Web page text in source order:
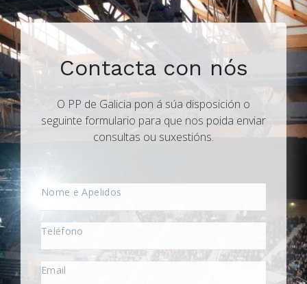
Contacta con nós
O PP de Galicia pon á súa disposición o
seguinte formulario para que nos poida enviar
consultas ou suxestións.